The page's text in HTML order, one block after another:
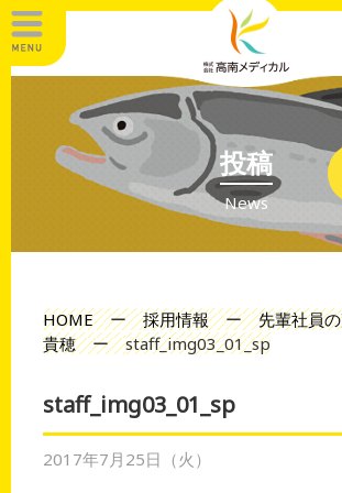
投稿
News
HOMEー採用情報ー先輩社員
貴穂ーstaff_img03_01_sp
staff_img03_01_sp
2017年7月25日（火）